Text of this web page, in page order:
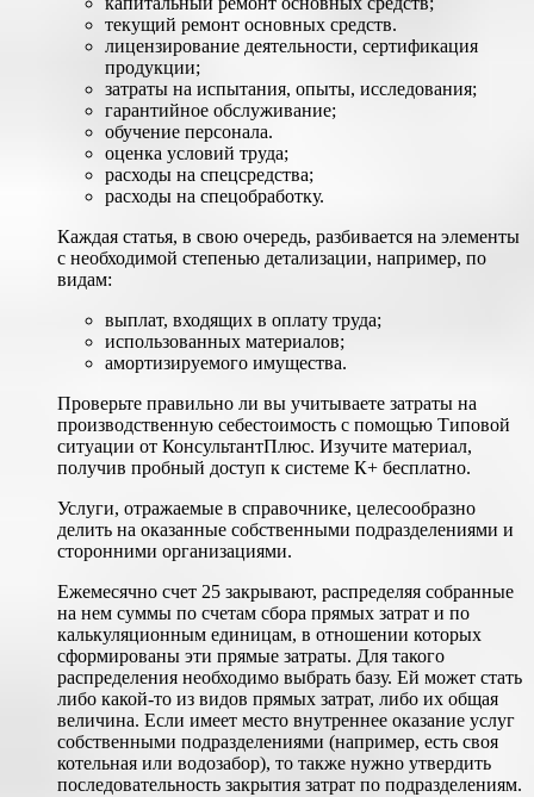
текущий ремонт основных средств.
лицензирование деятельности, сертификация
продукции;
затраты на испытания, опыты, исследования;
гарантийное обслуживание;
обучение персонала.
оценка условий труда;
расходы на спецсредства;
расходы на спецобработку.
Каждая статья, в свою очередь, разбивается на элементы
с необходимой степенью детализации, например, по
видам:
выплат, входящих в оплату труда;
использованных материалов;
амортизируемого имущества.
Проверьте правильно ли вы учитываете затраты на
производственную себестоимость с помощью Типовой
ситуации от КонсультантПлюс. Изучите материал,
получив пробный доступ к системе К+ бесплатно.
Услуги, отражаемые в справочнике, целесообразно
делить на оказанные собственными подразделениями и
сторонними организациями.
Ежемесячно счет 25 закрывают, распределяя собранные
на нем суммы по счетам сбора прямых затрат и по
калькуляционным единицам, в отношении которых
сформированы эти прямые затраты. Для такого
распределения необходимо выбрать базу. Ей может стать
либо какой-то из видов прямых затрат, либо их общая
величина. Если имеет место внутреннее оказание услуг
собственными подразделениями (например, есть своя
котельная или водозабор), то также нужно утвердить
последовательность закрытия затрат по подразделениям.